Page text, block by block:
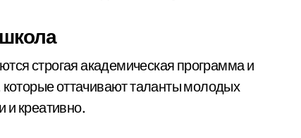
строгая академическая программа и
оттачивают таланты молодых
и креативно.